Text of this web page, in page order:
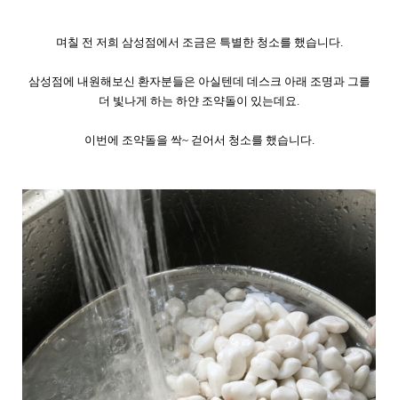
며칠 전 저희 삼성점에서 조금은 특별한 청소를 했습니다.
삼성점에 내원해보신 환자분들은 아실텐데 데스크 아래 조명과 그를
더 빛나게 하는 하얀 조약돌이 있는데요.
이번에 조약돌을 싹~ 걷어서 청소를 했습니다.